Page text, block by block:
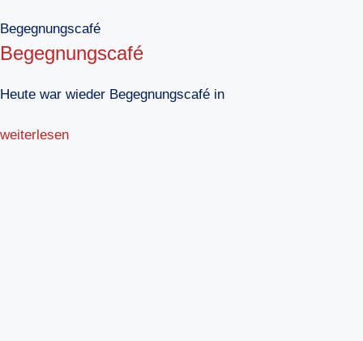
Begegnungscafé
Begegnungscafé
Heute war wieder Begegnungscafé in
weiterlesen